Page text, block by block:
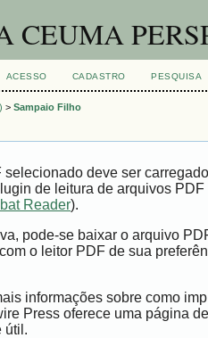
CEUMA
ACESSO CADASTRO PESQUISA
> Sampaio Filho
selecionado deve ser
de leitura de arquivos
Reader).
pode-se baixar o arquivo
o leitor PDF de sua
informações sobre como
Press oferece uma página
útil.